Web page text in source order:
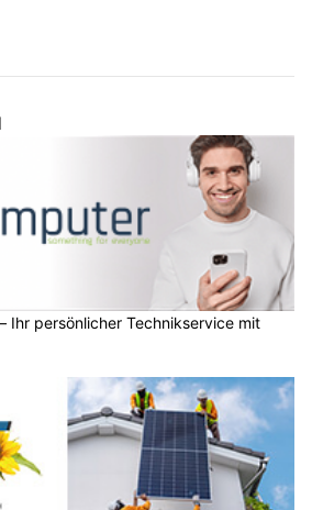
Ihr persönlicher Technikservice mit